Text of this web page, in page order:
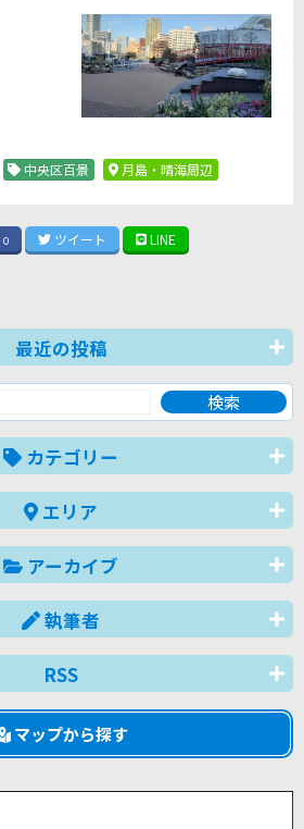
中央区百景 月島・晴海周辺
0 ツイート LINE
最近の投稿
カテゴリー
エリア
アーカイブ
執筆者
RSS
マップから探す